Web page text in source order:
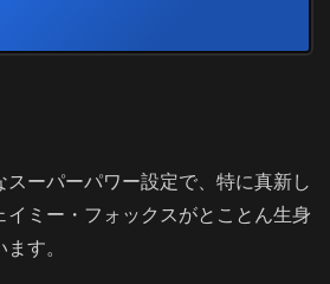
スーパーパワー設定で、特に真新し
イミー・フォックスがとことん生身
す。